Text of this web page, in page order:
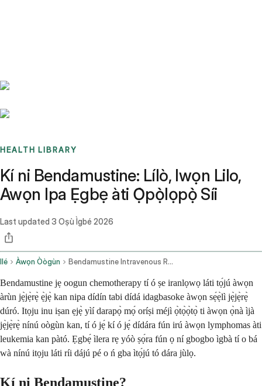
HEALTH LIBRARY
Kí ni Bendamustine: Lílò, Iwọn Lilo,
Awọn Ipa Ẹgbẹ àti Ọ̀pọ̀lọpọ̀ Síi
Last updated 3 Oṣù Ìgbé 2026
Ilé Àwọn Òògùn Bendamustine Intravenous Route
Bendamustine jẹ oogun chemotherapy tí ó ṣe iranlọwọ láti tọ́jú àwọn
àrùn jẹ̀jẹ̀rẹ̀ ẹ̀jẹ̀ kan nipa dídín tabi dídá idagbasoke àwọn sẹ́ẹ̀lì jẹ̀jẹ̀rẹ̀
dúró. Itọju inu iṣan ẹjẹ̀ yìí darapọ̀ mọ́ oríṣi méjì ọ̀tọ̀ọ̀tọ̀ ti àwọn ọ̀nà ìjà
jẹ̀jẹ̀rẹ̀ nínú oògùn kan, tí ó jẹ́ kí ó jẹ́ dídára fún irú àwọn lymphomas àti
leukemia kan pàtó. Ẹgbẹ́ ìlera rẹ yóò ṣọ́ra fún ọ ní gbogbo ìgbà tí o bá
wà nínú itọju láti ríi dájú pé o ń gba ìtọ́jú tó dára jùlọ.
Kí ni Bendamustine?